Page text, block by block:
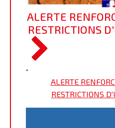
ALERTE
RESTRICTIONS
•
ALERTE
RESTRICTIONS